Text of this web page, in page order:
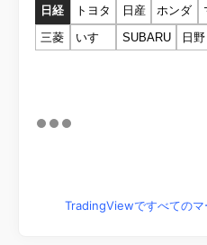
日経 トヨタ 日産 ホンダ
三菱
いすゞ SUBARU 日野
TradingViewですべてのマ